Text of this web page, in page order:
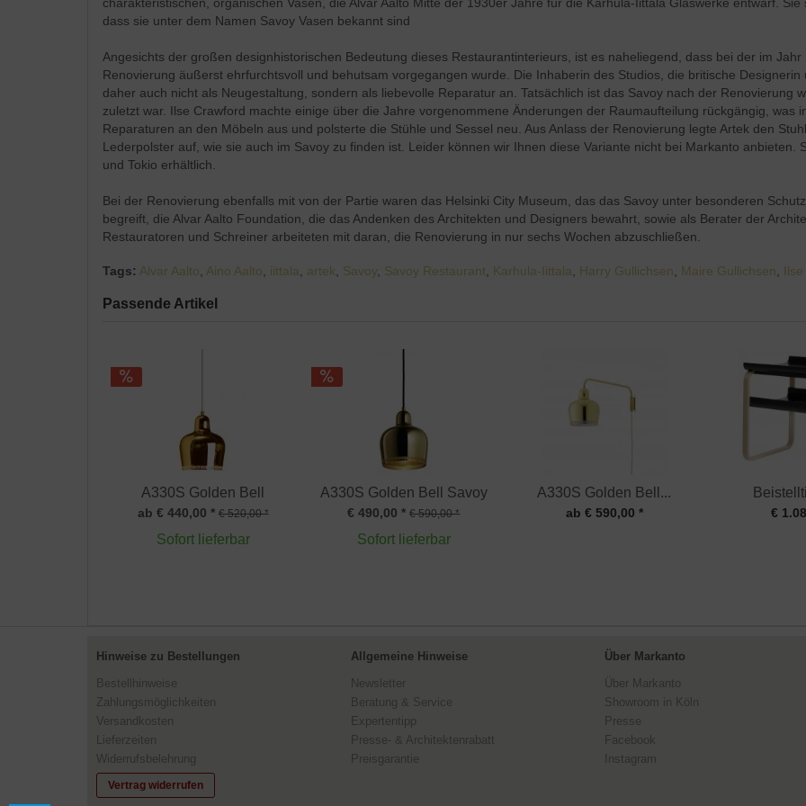
charakteristischen, organischen Vasen, die Alvar Aalto Mitte der 1930er Jahre für die Karhula-Iittala Glaswerke entwarf.
dass sie unter dem Namen Savoy Vasen bekannt sind
Angesichts der großen designhistorischen Bedeutung dieses Restaurantinterieurs, ist es naheliegend, dass bei der im
Renovierung äußerst ehrfurchtsvoll und behutsam vorgegangen wurde. Die Inhaberin des Studios, die britische
daher auch nicht als Neugestaltung, sondern als liebevolle Reparatur an. Tatsächlich ist das Savoy nach der Renovierung
zuletzt war. Ilse Crawford machte einige über die Jahre vorgenommene Änderungen der Raumaufteilung rückgängig, was
Reparaturen an den Möbeln aus und polsterte die Stühle und Sessel neu. Aus Anlass der Renovierung legte Artek den
Lederpolster auf, wie sie auch im Savoy zu finden ist. Leider können wir Ihnen diese Variante nicht bei Markanto anbieten.
und Tokio erhältlich.
Bei der Renovierung ebenfalls mit von der Partie waren das Helsinki City Museum, das das Savoy unter besonderen
begreift, die Alvar Aalto Foundation, die das Andenken des Architekten und Designers bewahrt, sowie als Berater der
Restauratoren und Schreiner arbeiteten mit daran, die Renovierung in nur sechs Wochen abzuschließen.
Tags: Alvar Aalto, Aino Aalto, iittala, artek, Savoy, Savoy Restaurant, Karhula-Iittala, Harry Gullichsen, Maire Gullichsen,
Passende Artikel
A330S Golden Bell
ab € 440,00 * € 520,00 *
Sofort lieferbar
A330S Golden Bell Savoy
€ 490,00 * € 590,00 *
Sofort lieferbar
A330S Golden Bell...
ab € 590,00 * €
Hinweise zu Bestellungen
Bestellhinweise
Zahlungsmöglichkeiten
Versandkosten
Lieferzeiten
Widerrufsbelehrung
Vertrag widerrufen
Allgemeine Hinweise
Newsletter
Beratung & Service
Expertentipp
Presse- & Architektenrabatt
Preisgarantie
Über Markanto
Über Markanto
Showroom in Köln
Presse
Facebook
Instagram